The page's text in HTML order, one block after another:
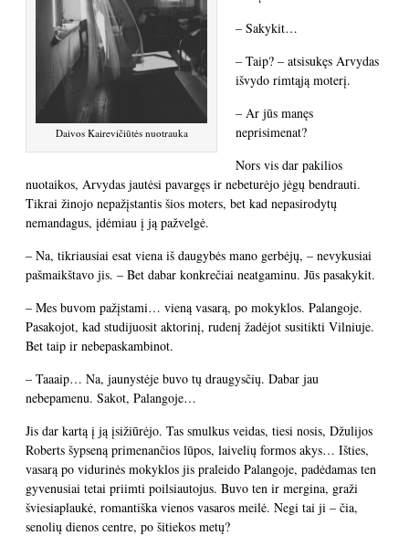
Daivos Kairevičiūtės nuotrauka
– Sakykit…
– Taip? – atsisukęs Arvydas
išvydo rimtąją moterį.
– Ar jūs manęs
neprisimenat?
Nors vis dar pakilios
nuotaikos, Arvydas jautėsi pavargęs ir nebeturėjo jėgų bendrauti.
Tikrai žinojo nepažįstantis šios moters, bet kad nepasirodytų
nemandagus, įdėmiau į ją pažvelgė.
– Na, tikriausiai esat viena iš daugybės mano gerbėjų, – nevykusiai
pašmaikštavo jis. – Bet dabar konkrečiai neatgaminu. Jūs pasakykit.
– Mes buvom pažįstami… vieną vasarą, po mokyklos. Palangoje.
Pasakojot, kad studijuosit aktorinį, rudenį žadėjot susitikti Vilniuje.
Bet taip ir nebepaskambinot.
– Taaaip… Na, jaunystėje buvo tų draugysčių. Dabar jau
nebepamenu. Sakot, Palangoje…
Jis dar kartą į ją įsižiūrėjo. Tas smulkus veidas, tiesi nosis, Džulijos
Roberts šypseną primenančios lūpos, laivelių formos akys… Išties,
vasarą po vidurinės mokyklos jis praleido Palangoje, padėdamas ten
gyvenusiai tetai priimti poilsiautojus. Buvo ten ir mergina, graži
šviesiaplaukė, romantiška vienos vasaros meilė. Negi tai ji – čia,
senolių dienos centre, po šitiekos metų?